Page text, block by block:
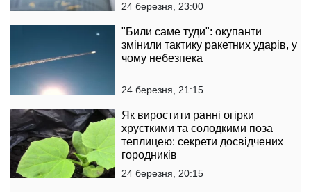
24 березня, 23:00
"Били саме туди": окупанти
змінили тактику ракетних ударів, у
чому небезпека
24 березня, 21:15
Як виростити ранні огірки
хрусткими та солодкими поза
теплицею: секрети досвідчених
городників
24 березня, 20:15